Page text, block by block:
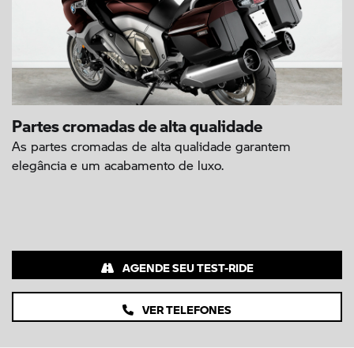
Partes cromadas de alta qualidade
As partes cromadas de alta qualidade garantem
elegância e um acabamento de luxo.
VER TELEFONES
AGENDE SEU TEST-RIDE